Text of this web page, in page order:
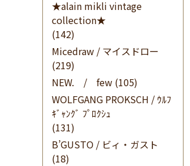
★alain mikli vintage
collection★
(142)
Micedraw / マイスドロー
(219)
NEW. / few (105)
WOLFGANG PROKSCH / ｳﾙﾌ
ｷﾞｬﾝｸﾞ ﾌﾟﾛｸｼｭ
(131)
B’GUSTO / ビィ・ガスト
(18)